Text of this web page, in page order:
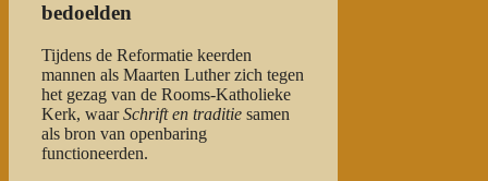
bedoelden
Tijdens de Reformatie keerden
mannen als Maarten Luther zich tegen
het gezag van de Rooms-Katholieke
Kerk, waarSchrift en traditie samen
als bron van openbaring
functioneerden.